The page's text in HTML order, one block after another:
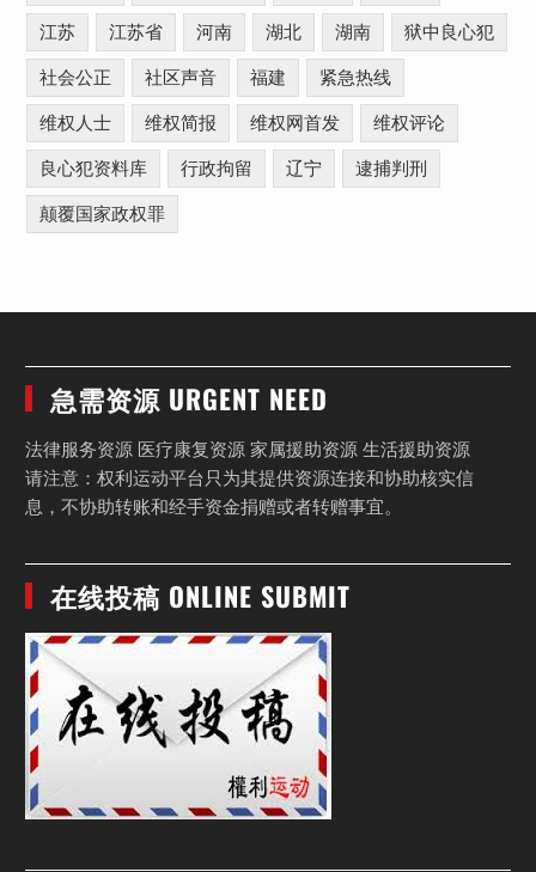
江苏 江苏省 河南 湖北 湖南 狱中良心犯
社会公正 社区声音 福建 紧急热线
维权人士 维权简报 维权网首发 维权评论
良心犯资料库 行政拘留 辽宁 逮捕判刑
颠覆国家政权罪
急需资源 URGENT NEED
法律服务资源 医疗康复资源 家属援助资源 生活援助资源
请注意：权利运动平台只为其提供资源连接和协助核实信
息，不协助转账和经手资金捐赠或者转赠事宜。
在线投稿 ONLINE SUBMIT